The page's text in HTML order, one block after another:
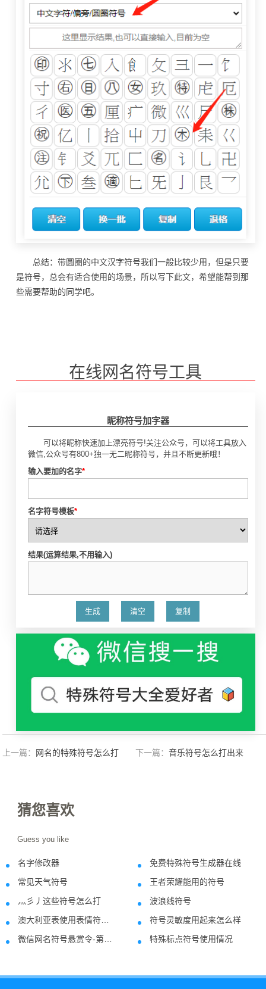
总结：带圆圈的中文汉字符号我们一般比较少用，但是只要
是符号，总会有适合使用的场景，所以写下此文，希望能帮到那
些需要帮助的同学吧。
在线网名符号工具
昵称符号加字器
可以将昵称快速加上漂亮符号!关注公众号，可以将工具放入
微信,公众号有800+独一无二昵称符号，并且不断更新哦！
输入要加的名字*
名字符号模板*
结果(运算结果,不用输入)
上一篇： 网名的特殊符号怎么打 下一篇：音乐符号怎么打出来
猜您喜欢
Guess you like
名字修改器 免费特殊符号生成器在线
常见天气符号 王者荣耀能用的符号
灬彡丿这些符号怎么打 波浪线符号
符号灵敏度用起来怎么样
特殊标点符号使用情况